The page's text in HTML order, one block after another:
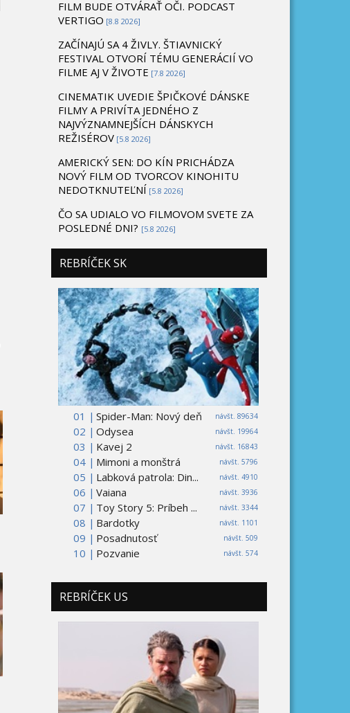
FILM BUDE OTVÁRAŤ OČI. PODCAST
VERTIGO [8.8 2026]
ZAČÍNAJÚ SA 4 ŽIVLY. ŠTIAVNICKÝ
FESTIVAL OTVORÍ TÉMU GENERÁCIÍ VO
FILME AJ V ŽIVOTE [7.8 2026]
CINEMATIK UVEDIE ŠPIČKOVÉ DÁNSKE
FILMY A PRIVÍTA JEDNÉHO Z
NAJVÝZNAMNEJŠÍCH DÁNSKYCH
REŽISÉROV [5.8 2026]
AMERICKÝ SEN: DO KÍN PRICHÁDZA
NOVÝ FILM OD TVORCOV KINOHITU
NEDOTKNUTEĽNÍ [5.8 2026]
ČO SA UDIALO VO FILMOVOM SVETE ZA
POSLEDNÉ DNI? [5.8 2026]
REBRÍČEK SK
01 | návšt. 89634
Spider-Man: Nový deň
02 |
návšt. 19964
Odysea
03 |
návšt. 16843
Kavej 2
04 |
návšt. 5796
Mimoni a monštrá
05 |
návšt. 4910
Labková patrola: Din...
06 |
návšt. 3936
Vaiana
07 |
návšt. 3344
Toy Story 5: Príbeh ...
08 |
návšt. 1101
Bardotky
09 |
návšt. 509
Posadnutosť
10 |
návšt. 574
Pozvanie
REBRÍČEK US